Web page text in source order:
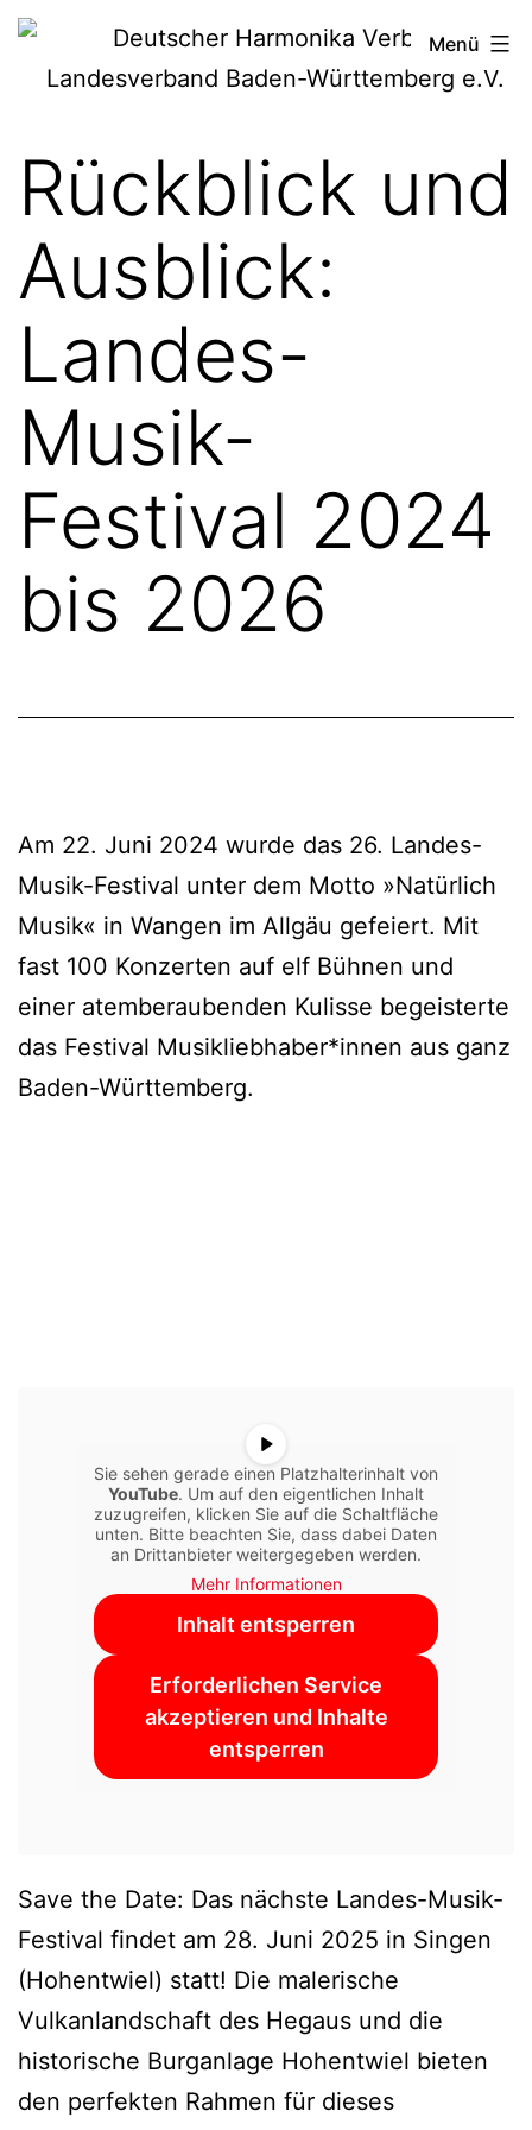
Zum
Deutscher
Harmonika-
Menü
Rückblick und
Ausblick:
Landes-
Musik-
Festival 2024
bis 2026
Am 22. Juni 2024 wurde das 26. Landes-
Musik-Festival unter dem Motto »Natürlich
Musik« in Wangen im Allgäu gefeiert. Mit
fast 100 Konzerten auf elf Bühnen und
einer atemberaubenden Kulisse begeisterte
das Festival Musikliebhaber*innen aus ganz
Baden-Württemberg.
Sie sehen gerade einen Platzhalterinhalt von
YouTube. Um auf den eigentlichen Inhalt
zuzugreifen, klicken Sie auf die Schaltfläche
unten. Bitte beachten Sie, dass dabei Daten
an Drittanbieter weitergegeben werden.
Mehr Informationen
Inhalt entsperren
Erforderlichen Service
akzeptieren und Inhalte
entsperren
Save the Date: Das nächste Landes-Musik-
Festival findet am 28. Juni 2025 in Singen
(Hohentwiel) statt! Die malerische
Vulkanlandschaft des Hegaus und die
historische Burganlage Hohentwiel bieten
den perfekten Rahmen für dieses